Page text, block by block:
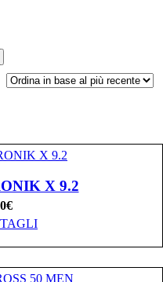
X 9.2
€